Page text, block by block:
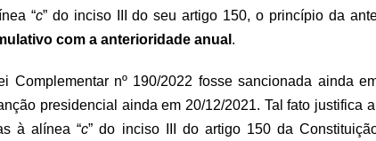
“c” do inciso III do seu artigo 150, o princípio da
com a anterioridade anual .
Complementar nº 190/2022 fosse sancionada ainda
presidencial ainda em 20/12/2021. Tal fato justifica
à alínea “c” do inciso III do artigo 150 da